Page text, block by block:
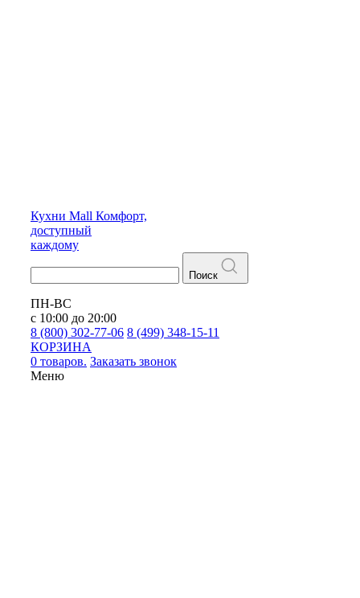
Кухни Mall Комфорт,
доступный
каждому
Поиск
ПН-ВС
с 10:00 до 20:00
8 (800) 302-77-06 8 (499) 348-15-11
КОРЗИНА
0 товаров. Заказать звонок
Меню